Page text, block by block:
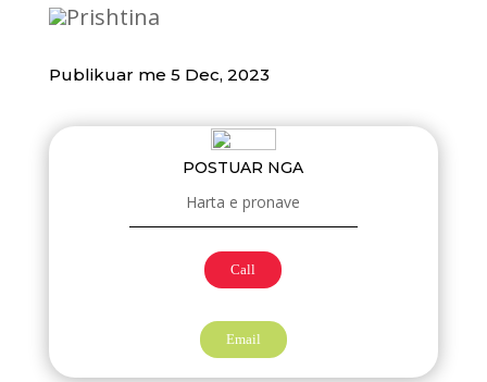
Prishtina
Publikuar me 5 Dec, 2023
POSTUAR NGA
Harta e pronave
Call
Email